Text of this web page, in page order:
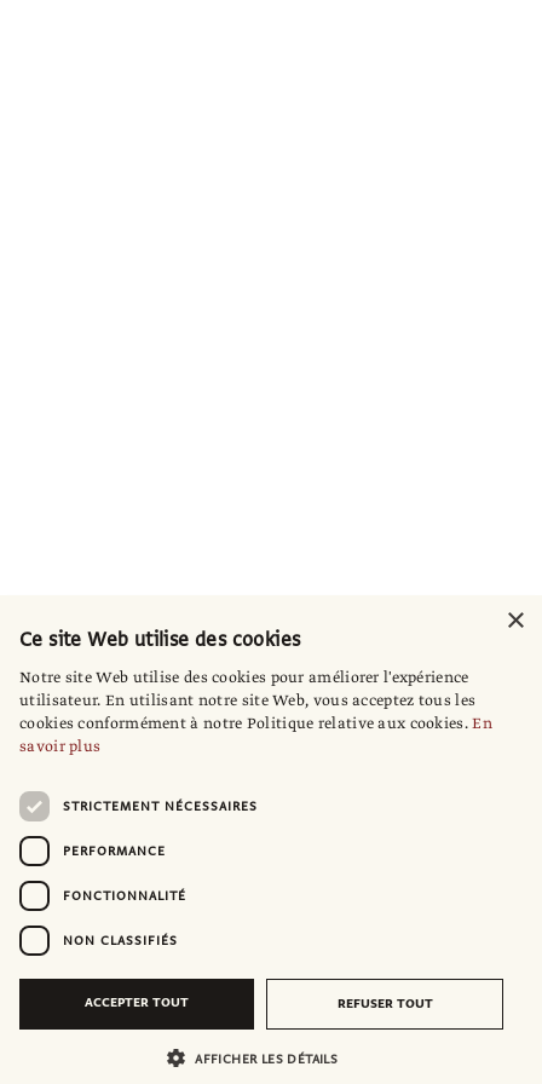
×
Ce site Web utilise des cookies
Notre site Web utilise des cookies pour améliorer l'expérience
utilisateur. En utilisant notre site Web, vous acceptez tous les
cookies conformément à notre Politique relative aux cookies.En
savoir plus
STRICTEMENT NÉCESSAIRES
PERFORMANCE
FONCTIONNALITÉ
NON CLASSIFIÉS
ACCEPTER TOUT REFUSER TOUT
AFFICHER LES DÉTAILS